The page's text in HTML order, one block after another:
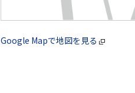
Google Mapで地図を見る